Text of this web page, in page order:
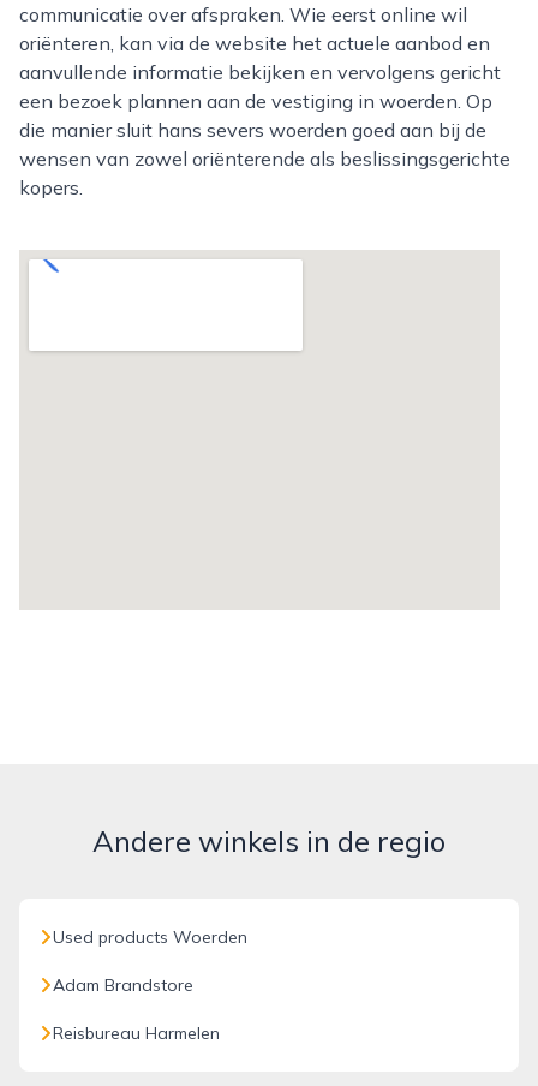
communicatie over afspraken. Wie eerst online wil
oriënteren, kan via de website het actuele aanbod en
aanvullende informatie bekijken en vervolgens gericht
een bezoek plannen aan de vestiging in woerden. Op
die manier sluit hans severs woerden goed aan bij de
wensen van zowel oriënterende als beslissingsgerichte
kopers.
Andere winkels in de regio
Used products Woerden
Adam Brandstore
Reisbureau Harmelen